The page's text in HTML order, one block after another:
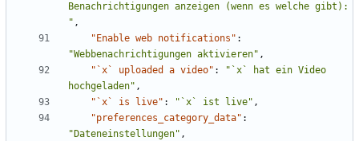
Benachrichtigungen anzeigen (wenn es welche gibt):
" ,
"Enable web notifications" :
"Webbenachrichtigungen aktivieren" ,
"`x` uploaded a video" :
"`x` hat ein Video
hochgeladen" ,
"`x` is live" : "`x` ist live" ,
"preferences_category_data" :
"Dateneinstellungen" ,